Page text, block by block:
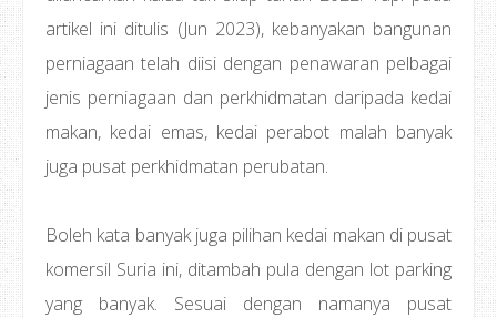
artikel ini ditulis (Jun 2023), kebanyakan bangunan
perniagaan telah diisi dengan penawaran pelbagai
jenis perniagaan dan perkhidmatan daripada kedai
makan, kedai emas, kedai perabot malah banyak
juga pusat perkhidmatan perubatan.
Boleh kata banyak juga pilihan kedai makan di pusat
komersil Suria ini, ditambah pula dengan lot parking
yang banyak. Sesuai dengan namanya pusat